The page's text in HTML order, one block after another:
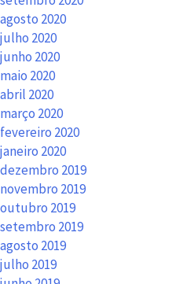
agosto 2020
julho 2020
junho 2020
maio 2020
abril 2020
março 2020
fevereiro 2020
janeiro 2020
dezembro 2019
novembro 2019
outubro 2019
setembro 2019
agosto 2019
julho 2019